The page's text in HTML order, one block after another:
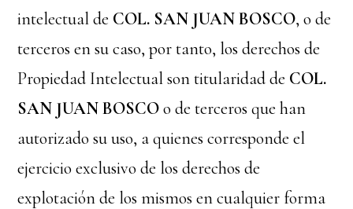
intelectual de COL. SAN JUAN BOSCO, o de
terceros en su caso, por tanto, los derechos de
Propiedad Intelectual son titularidad de COL.
SAN JUAN BOSCOo de terceros que han
autorizado su uso, a quienes corresponde el
ejercicio exclusivo de los derechos de
explotación de los mismos en cualquier forma